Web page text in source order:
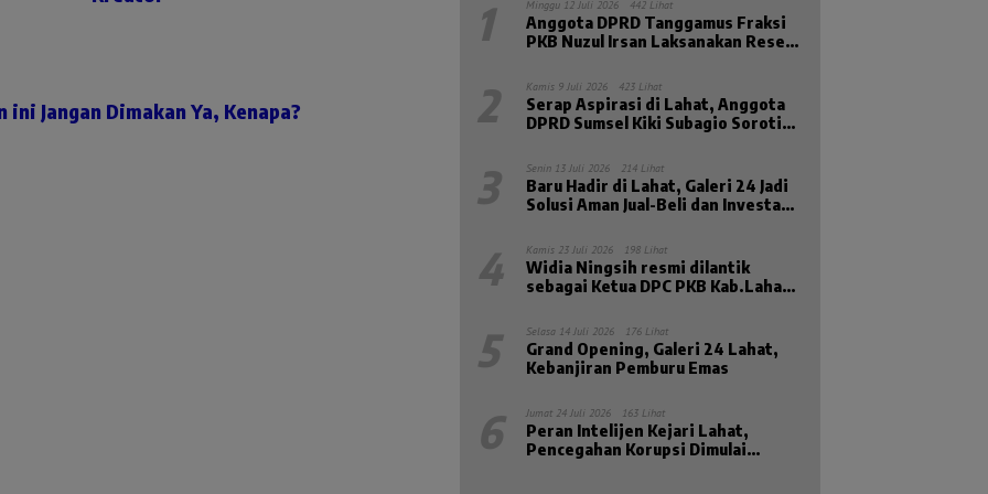
ini Jangan Dimakan Ya, Kenapa?
1 Minggu 12 Juli 2026 442 Lihat
Anggota DPRD Tanggamus Fraksi
PKB Nuzul Irsan Laksanakan Reses
2 Kamis 9 Juli 2026 423 Lihat
Serap Aspirasi di Lahat, Anggota
DPRD Sumsel Kiki Subagio Soroti
3 Senin 13 Juli 2026 214 Lihat
Baru Hadir di Lahat, Galeri 24 Jadi
Solusi Aman Jual-Beli dan Investasi
4 Kamis 23 Juli 2026 198 Lihat
Widia Ningsih resmi dilantik
sebagai Ketua DPC PKB Kab.Lahat
5 Selasa 14 Juli 2026 176 Lihat
Grand Opening, Galeri 24 Lahat,
Kebanjiran Pemburu Emas
6 Jumat 24 Juli 2026 163 Lihat
Peran Intelijen Kejari Lahat,
Pencegahan Korupsi Dimulai